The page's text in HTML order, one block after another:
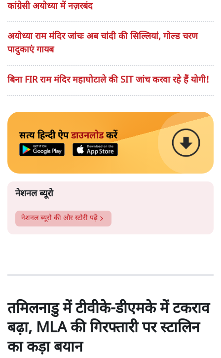
कांग्रेसी अयोध्या में नज़रबंद
अयोध्या राम मंदिर जांचः अब चांदी की सिल्लियां, गोल्ड चरण
पादुकाएं गायब
बिना FIR राम मंदिर महाघोटाले की SIT जांच करवा रहे हैं योगी!
सत्य हिन्दी ऐपडाउनलोडकरें
नेशनल ब्यूरो
नेशनल ब्यूरो की और स्टोरी पढ़ें
तमिलनाडु में टीवीके-डीएमके में टकराव
बढ़ा, MLA की गिरफ्तारी पर स्टालिन
का कड़ा बयान